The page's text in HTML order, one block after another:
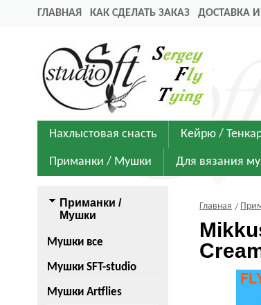
ГЛАВНАЯ КАК СДЕЛАТЬ ЗАКАЗ ДОСТАВКА
Нахлыстовая снасть Кейрю /
Приманки / Мушки Для вязания
Приманки /
Мушки
Мушки все
Мушки SFT-studio
Мушки Artflies
Главная